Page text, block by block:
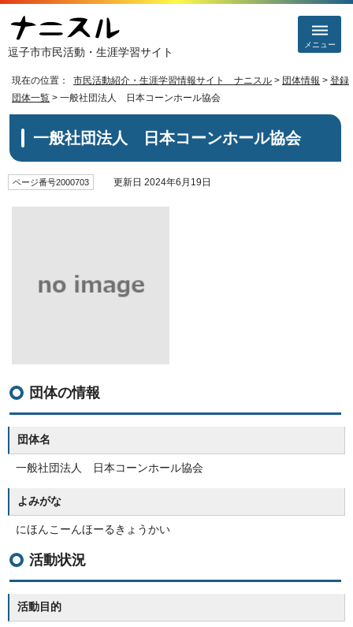
逗子市市民活動・生涯学習サイト
メニュー
現在の位置： 市民活動紹介・生涯学習情報サイト ナニスル > 団体情報 > 登録
団体一覧 > 一般社団法人 日本コーンホール協会
一般社団法人 日本コーンホール協会
ページ番号2000703 更新日 2024年6月19日
団体の情報
団体名
一般社団法人 日本コーンホール協会
よみがな
にほんこーんほーるきょうかい
活動状況
活動目的